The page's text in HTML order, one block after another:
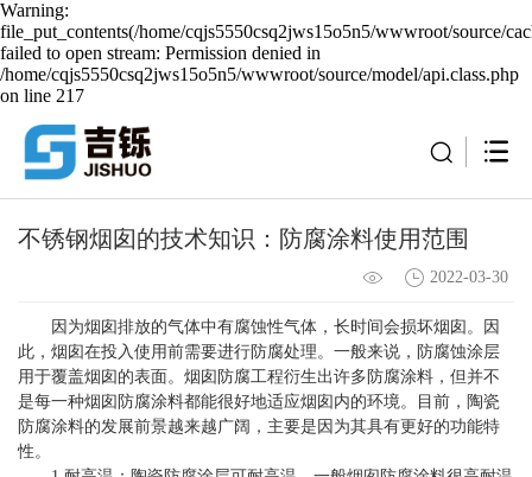
Warning:
file_put_contents(/home/cqjs5550csq2jws15o5n5/wwwroot/source/
failed to open stream: Permission denied in
/home/cqjs5550csq2jws15o5n5/wwwroot/source/model/api.class.php
on line 217
不锈钢烟囱的技术知识：防腐涂料使用范围
2022-03-30
因为烟囱排放的气体中有腐蚀性气体，长时间会损坏烟囱。因
此，烟囱在投入使用前需要进行防腐处理。一般来说，防腐蚀涂层
用于覆盖烟囱的表面。烟囱防腐工程衍生出许多防腐涂料，但并不
是每一种烟囱防腐涂料都能很好地适应烟囱内的环境。目前，陶瓷
防腐涂料的发展前景越来越广阔，主要是因为其具有更好的功能特
性。